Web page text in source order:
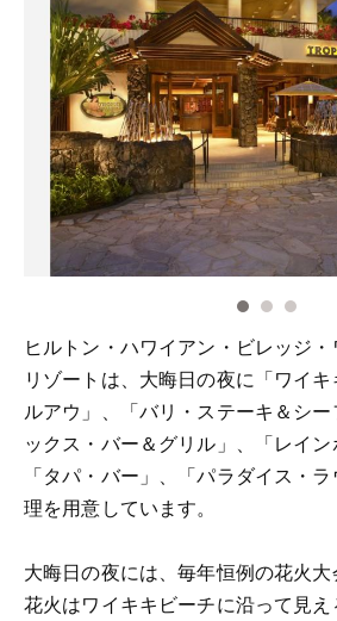
ヒルトン・ハワイアン・ビレッジ・
リゾートは、大晦日の夜に「ワイキ
ルアウ」、「バリ・ステーキ＆シ
ックス・バー＆グリル」、「レイン
「タパ・バー」、「パラダイス・
理を用意しています。
大晦日の夜には、毎年恒例の花火大
花火はワイキキビーチに沿って見